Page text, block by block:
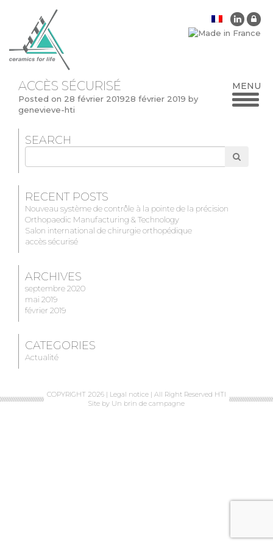
ACCÈS SÉCURISÉ
Posted on 28 février 201928 février 2019 by
genevieve-hti
SEARCH
Search
RECENT POSTS
Nouveau système de contrôle à la pointe de la précision
Orthopaedic Manufacturing & Technology
Salon international de chirurgie orthopédique
accès sécurisé
ARCHIVES
septembre 2020
mai 2019
février 2019
CATEGORIES
Actualité
COPYRIGHT 2026 | Legal notice | All Right Reserved HTI
Site by Un brin de campagne